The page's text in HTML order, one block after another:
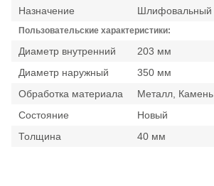
Назначение
Шлифовальный
Пользовательские характеристики:
Диаметр внутренний
203 мм
Диаметр наружный
350 мм
Обработка материала
Металл, Камень
Состояние
Новый
Толщина
40 мм